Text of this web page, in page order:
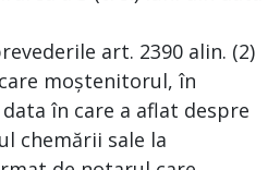
art. 2390 alin. (2)
moștenitorul, în
în care a aflat despre
chemării sale la